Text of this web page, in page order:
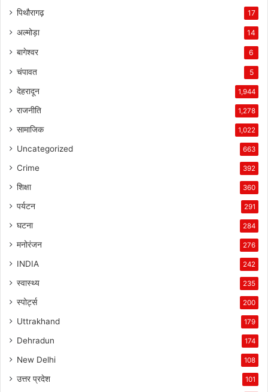
पिथौरागढ़ 17
अल्मोड़ा 14
बागेश्वर 6
चंपावत 5
देहरादून 1,944
राजनीति 1,278
सामाजिक 1,022
Uncategorized 663
Crime 392
शिक्षा 360
पर्यटन 291
घटना 284
मनोरंजन 276
INDIA 242
स्वास्थ्य 235
स्पोर्ट्स 200
Uttrakhand 179
Dehradun 174
New Delhi 108
उत्तर प्रदेश 101